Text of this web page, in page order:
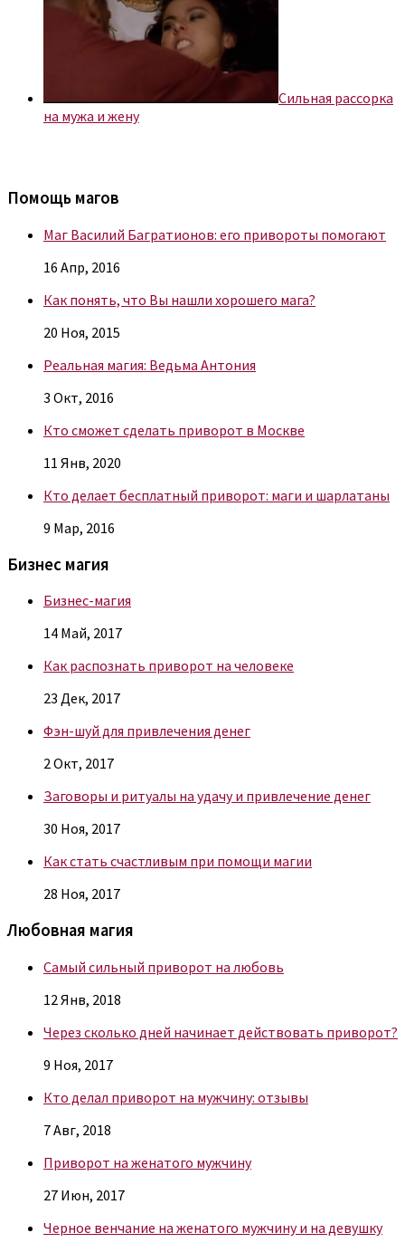
Сильная рассорка
на мужа и жену
Помощь магов
Маг Василий Багратионов: его привороты помогают
16 Апр, 2016
Как понять, что Вы нашли хорошего мага?
20 Ноя, 2015
Реальная магия: Ведьма Антония
3 Окт, 2016
Кто сможет сделать приворот в Москве
11 Янв, 2020
Кто делает бесплатный приворот: маги и шарлатаны
9 Мар, 2016
Бизнес магия
Бизнес-магия
14 Май, 2017
Как распознать приворот на человеке
23 Дек, 2017
Фэн-шуй для привлечения денег
2 Окт, 2017
Заговоры и ритуалы на удачу и привлечение денег
30 Ноя, 2017
Как стать счастливым при помощи магии
28 Ноя, 2017
Любовная магия
Самый сильный приворот на любовь
12 Янв, 2018
Через сколько дней начинает действовать приворот?
9 Ноя, 2017
Кто делал приворот на мужчину: отзывы
7 Авг, 2018
Приворот на женатого мужчину
27 Июн, 2017
Черное венчание на женатого мужчину и на девушку